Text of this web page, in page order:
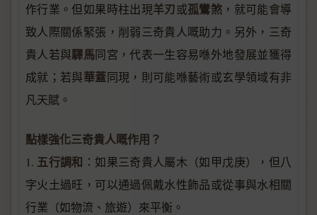
作行業。但如果時柱出現羊刃或孤鸞煞 ，就可能會導
致人際關係緊張，削弱三奇貴人嘅助力。另外，三奇
貴人若與驛馬同宮，代表一生容易喺外地發展並獲得
成就；若與華蓋同現，則可能喺藝術或玄學領域有非
凡天賦。
點樣強化三奇貴人嘅作用？
1. 五行調和 ：如果三奇貴人屬木（如甲戊庚），但八
字火土過旺，可以通過佩戴水性飾品或從事與水相關
行業（如物流、旅遊）來平衡。